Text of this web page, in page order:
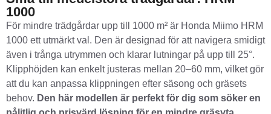
1000
För mindre trädgårdar upp till 1000 m² är Honda Miimo HRM
1000 ett utmärkt val. Den är designad för att navigera smidigt
även i trånga utrymmen och klarar lutningar på upp till 25°.
Klipphöjden kan enkelt justeras mellan 20–60 mm, vilket gör
att du kan anpassa klippningen efter säsong och gräsets
behov. Den här modellen är perfekt för dig som söker en